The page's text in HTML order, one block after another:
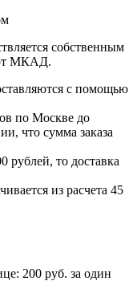
собственным
от МКАД.
с помощью
по Москве до
что сумма заказа
рублей, то доставка
из расчета 45
200 руб. за один